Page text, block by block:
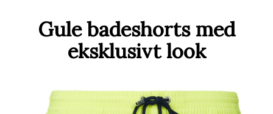
Gule badeshorts med
eksklusivt look